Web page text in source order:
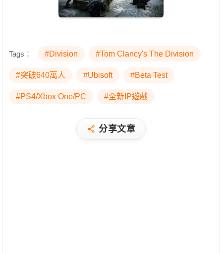
Tags： #Division #Tom Clancy's The Division
#突破640萬人 #Ubisoft #Beta Test
#PS4/Xbox One/PC #全新IP遊戲
分享文章